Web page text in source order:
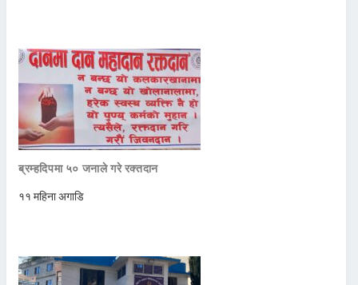
ब्रम्हदिपमा ५० जनाले गरे रक्तदान
११ महिना अगाडि